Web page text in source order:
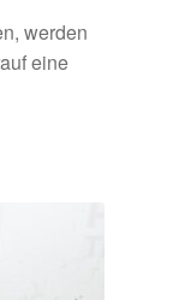
werden
eine